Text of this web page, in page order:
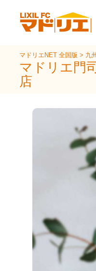
マドリエNET 全国版> 九
マドリエ門
店